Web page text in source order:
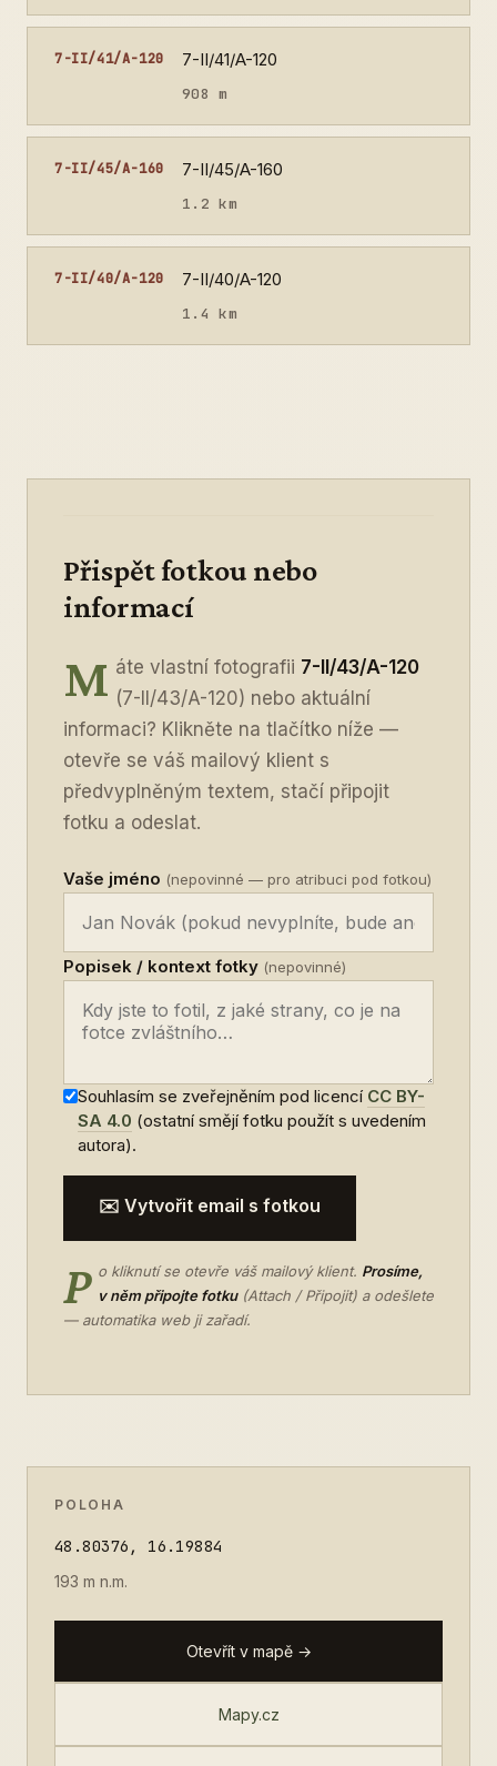
7-II/41/A-120 7-II/41/A-120
908 m
7-II/45/A-160 7-II/45/A-160
1.2 km
7-II/40/A-120 7-II/40/A-120
1.4 km
Přispět fotkou nebo
informací
M áte vlastní fotografii 7-II/43/A-120
(7-II/43/A-120) nebo aktuální
informaci? Klikněte na tlačítko níže —
otevře se váš mailový klient s
předvyplněným textem, stačí připojit
fotku a odeslat.
Vaše jméno (nepovinné — pro atribuci pod fotkou)
Popisek / kontext fotky (nepovinné)
Souhlasím se zveřejněním pod licencí CC BY-
SA 4.0 (ostatní smějí fotku použít s uvedením
autora).
✉️ Vytvořit email s fotkou
P o kliknutí se otevře váš mailový klient. Prosíme,
v něm připojte fotku(Attach / Připojit) a odešlete
— automatika web ji zařadí.
POLOHA
48.80376, 16.19884
193 m n.m.
Otevřít v mapě →
Mapy.cz